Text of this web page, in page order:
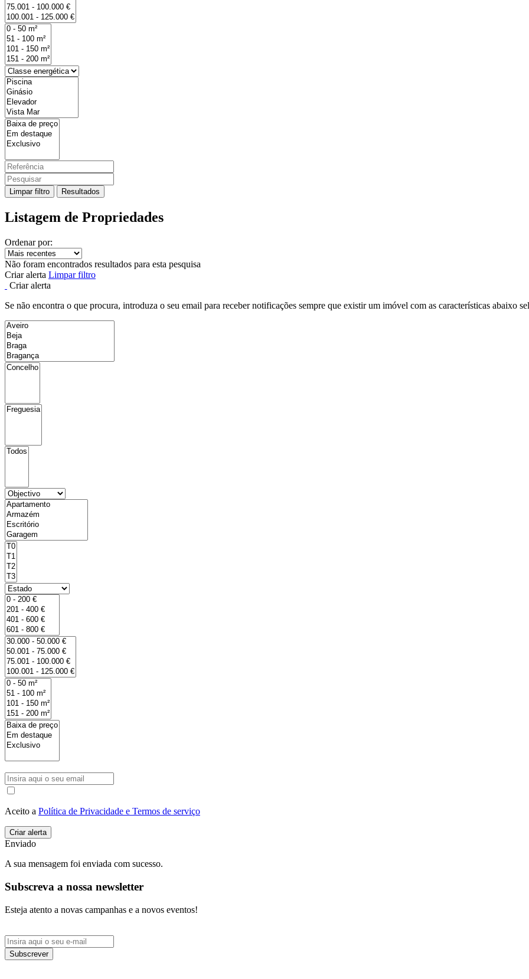
Limpar filtro Resultados
Listagem de Propriedades
Ordenar por:
Não foram encontrados resultados para esta pesquisa
Criar alerta Limpar filtro
Criar alerta
Se não encontra o que procura, introduza o seu email para receber notificações sempre que existir um imóvel com as características abaixo
Aceito a Política de Privacidade e Termos de serviço
Enviado
A sua mensagem foi enviada com sucesso.
Subscreva a nossa newsletter
Esteja atento a novas campanhas e a novos eventos!